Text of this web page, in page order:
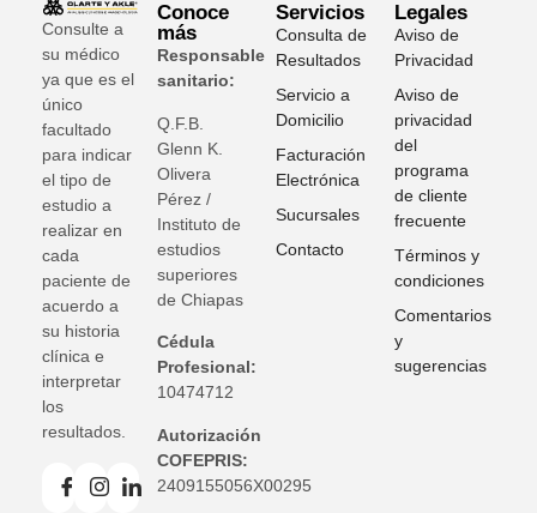
Consulte a
su médico
ya que es el
único
facultado
para indicar
el tipo de
estudio a
realizar en
cada
paciente de
acuerdo a
su historia
clínica e
interpretar
los
resultados.
Conoce
más
Responsable
sanitario:
Q.F.B.
Glenn K
Olivera
Pérez /
Instituto de
estudios
superiores
de Chiapas
Cédula
Profesional:
10474712
Autorización
COFEPRIS:
2409155056X00295
Servicios
Consulta de
Resultados
Servicio a
Domicilio
Facturación
Electrónica
Sucursales
Contacto
Legales
Aviso de
Privacidad
Aviso de
privacidad
del
programa
de cliente
frecuente
Términos y
condiciones
Comentarios
y
sugerencias